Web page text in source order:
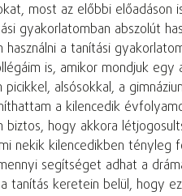
most az előbbi
gyakorlatomban abszolút
a tanítási
is, amikor mondjuk
alsósokkal, a
a kilencedik
hogy akkora
nekik kilencedikben
segítséget adhat a
keretein belül, hogy